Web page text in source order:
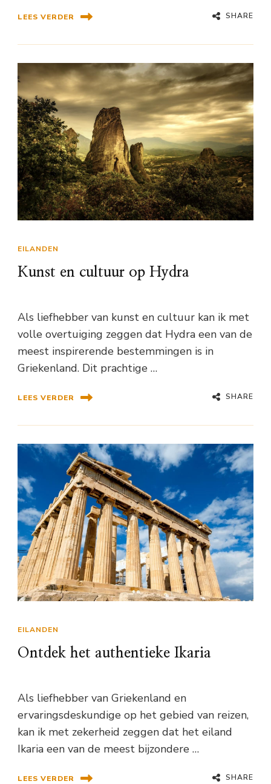
LEES VERDER SHARE
EILANDEN
Kunst en cultuur op Hydra
Als liefhebber van kunst en cultuur kan ik met
volle overtuiging zeggen dat Hydra een van de
meest inspirerende bestemmingen is in
Griekenland. Dit prachtige …
LEES VERDER SHARE
EILANDEN
Ontdek het authentieke Ikaria
Als liefhebber van Griekenland en
ervaringsdeskundige op het gebied van reizen,
kan ik met zekerheid zeggen dat het eiland
Ikaria een van de meest bijzondere …
LEES VERDER SHARE